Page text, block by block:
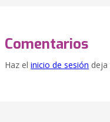
Comentarios
Haz el inicio de sesión